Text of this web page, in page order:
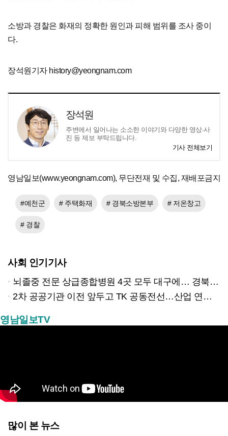
소방과 경찰은 화재의 정확한 원인과 피해 범위를 조사 중이
다.
장석원기자 history@yeongnam.com
장석원
주변에서 일어나는 소소한 이야기와 다양한 영상·사
진 등 제보 부탁드립니다.
기사 전체보기
영남일보(www.yeongnam.com), 무단전재 및 수집, 재배포금지
#예천군 # 주택화재 # 경북소방본부 # 저온창고
# 경찰
사회 인기기사
뇌졸중 전문 상급종합병원 4곳 모두 대구에… 경북은 골든타임 사각지대
2차 공공기관 이전 앞두고 TK 공동전선…산업 연계형 유치 승부수
영남일보TV
많이 본 뉴스